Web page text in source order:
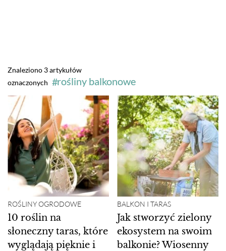
Znaleziono 3 artykułów
oznaczonych
rośliny balkonowe
ROŚLINY OGRODOWE
10 roślin na
słoneczny taras, które
wyglądają pięknie i
BALKON I TARAS
Jak stworzyć zielony
ekosystem na swoim
balkonie? Wiosenny